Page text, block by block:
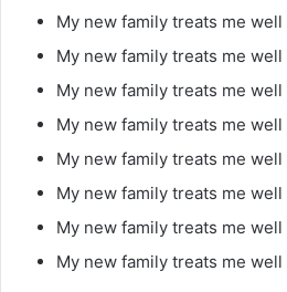
My new family treats me well
My new family treats me well
My new family treats me well
My new family treats me well
My new family treats me well
My new family treats me well
My new family treats me well
My new family treats me well